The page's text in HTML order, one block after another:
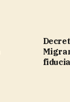
Decreto Giustizia e Patto UE